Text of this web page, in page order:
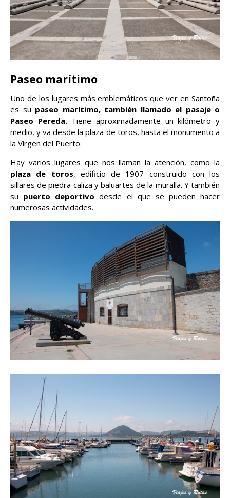
Paseo marítimo
Uno de los lugares más emblemáticos que ver en Santoña
es su paseo marítimo, también llamado el pasaje o
Paseo Pereda.Tiene aproximadamente un kilómetro y
medio, y va desde la plaza de toros, hasta el monumento a
la Virgen del Puerto.
Hay varios lugares que nos llaman la atención, como la
plaza de toros, edificio de 1907 construido con los
sillares de piedra caliza y baluartes de la muralla. Y también
su puerto deportivo desde el que se pueden hacer
numerosas actividades.